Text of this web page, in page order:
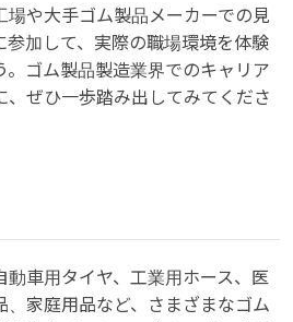
場や大手ゴム製品メーカーでの見
参加して、実際の職場環境を体験
。ゴム製品製造業界でのキャリア
、ぜひ一歩踏み出してみてくださ
動車用タイヤ、工業用ホース、医
、家庭用品など、さまざまなゴム